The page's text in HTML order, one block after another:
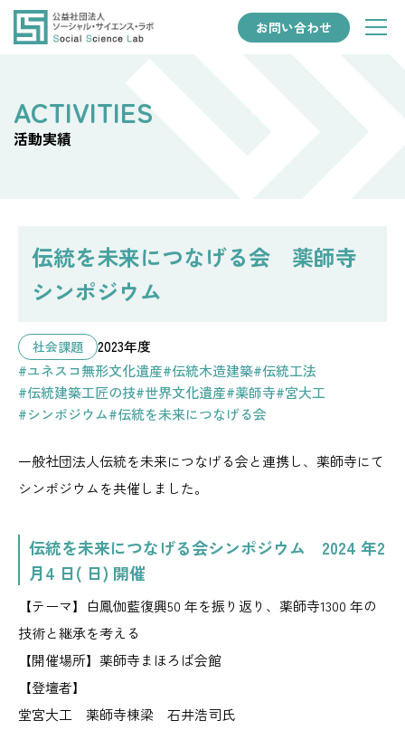
お問い合わせ
活動実績
伝統を未来につなげる会 薬師寺
シンポジウム
社会課題
2023年度
#ユネスコ無形文化遺産#伝統木造建築#伝統工法
#伝統建築工匠の技#世界文化遺産#薬師寺#宮大工
#シンポジウム#伝統を未来につなげる会
一般社団法人伝統を未来につなげる会と連携し、薬師寺にて
シンポジウムを共催しました。
伝統を未来につなげる会シンポジウム 2024 年2
月4 日( 日) 開催
【テーマ】白鳳伽藍復興50 年を振り返り、薬師寺1300 年の
技術と継承を考える
【開催場所】薬師寺まほろば会館
【登壇者】
堂宮大工 薬師寺棟梁 石井浩司氏